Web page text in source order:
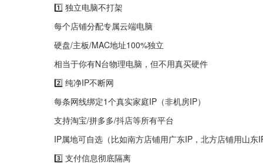
1️⃣ 独立电脑不打架
每个店铺分配专属云端电脑
硬盘/主板/MAC地址100%独立
相当于你有N台物理电脑，但不用真买硬件
2️⃣ 纯净IP不断网
每条网线绑定1个真实家庭IP（非机房IP）
支持淘宝/拼多多/抖店等所有平台
IP属地可自选（比如南方店铺用广东IP，北方店铺用山东IP
3️⃣ 支付信息彻底隔离